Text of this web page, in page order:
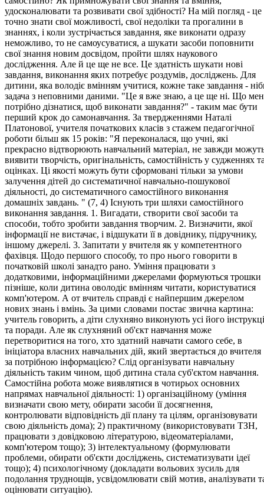
удосконалювати та розвивати свої здібності? На мій погляд - це
точно знати свої можливості, свої недоліки та прогалини в
знаннях, і коли зустрічається завдання, яке виконати одразу
неможливо, то не самоусуватися, а шукати засоби поповнити
свої знання новим досвідом, пройти шлях наукового
дослідження. Але й це ще не все. Це здатність шукати нові
завдання, виконання яких потребує роздумів, досліджень. Для
дитини, яка володіє вмінням учитися, кожне таке завдання -
задача з неповними даними. "Це я вже знаю, а це ще ні. Що
потрібно дізнатися, щоб виконати завдання?" - таким має бути
перший крок до самонавчання. За твердженнями Наталі
Платонової, учителя початкових класів з стажем педагогічної
роботи більш як 15 років: "Я переконалася, що учні, які
прекрасно відтворюють навчальний матеріал, не завжди
виявити творчість, оригінальність, самостійність у судженнях
оцінках. Ці якості можуть бути сформовані тільки за умови
залучення дітей до систематичної навчально-пошукової
діяльності, до систематичного самостійного виконання
домашніх завдань. " (7, 4) Існують три шляхи самостійного
виконання завдання. 1. Вигадати, створити свої засоби та
способи, тобто зробити завдання творчим. 2. Визначити, якої
інформації не вистачає, і відшукати її в довіднику, підручнику,
іншому джерелі. 3. Запитати у вчителя як у компетентного
фахівця. Щодо першого способу, то про нього говорити в
початковій школі занадто рано. Уміння працювати з
додатковими, інформаційними джерелами формуються трошки
пізніше, коли дитина оволодіє вмінням читати, користуватися
комп'ютером. А от вчитель справді є найпершим джерелом
нових знань і вмінь. За цими словами постає звична картина:
учитель говорить, а діти слухняно виконують усі його
та поради. Але як слухняний об'єкт навчання може
перетворитися на того, хто здатний навчати самого себе, в
ініціатора власних навчальних дій, який звертається до вчителя
за потрібною інформацією? Слід організувати навчальну
діяльність таким чином, щоб дитина стала суб'єктом навчання.
Самостійна робота може виявлятися в чотирьох основних
напрямах навчальної діяльності: 1) організаційному (уміння
визначати свою мету, обирати засоби її досягнення,
контролювати відповідність дії плану та цілям, організовувати
свою діяльність дома); 2) практичному (використовувати ТЗН,
працювати з довідковою літературою, відеоматеріалами,
комп'ютером тощо); 3) інтелектуальному (формулювати
проблеми, обирати об'єкти досліджень, систематизувати ідеї
тощо); 4) психологічному (докладати вольових зусиль для
подолання труднощів, усвідомлювати свій мотив, аналізувати
оцінювати ситуацію).